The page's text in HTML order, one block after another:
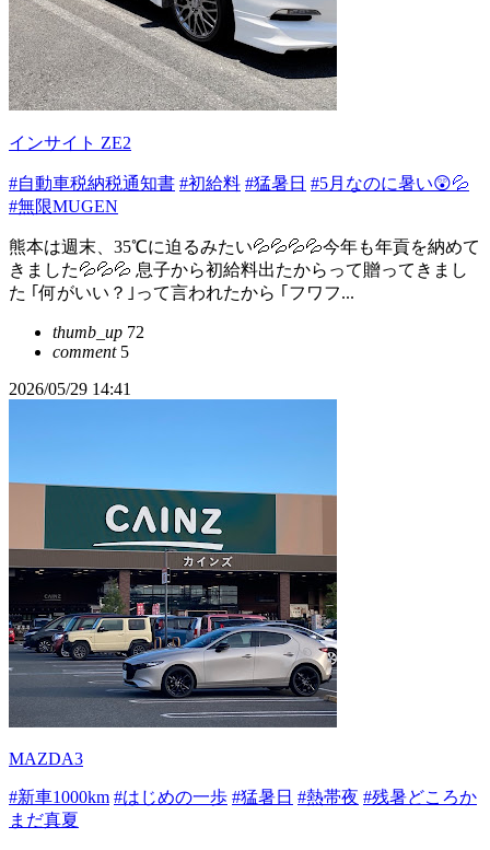
インサイト ZE2
#自動車税納税通知書 #初給料 #猛暑日 #5月なのに暑い😲💦
#無限MUGEN
熊本は週末、35℃に迫るみたい💦💦💦💦今年も年貢を納めて
きました💦💦💦 息子から初給料出たからって贈ってきまし
た ｢何がいい？｣って言われたから ｢フワフ...
thumb_up 72
comment5
2026/05/29 14:41
MAZDA3
#新車1000km #はじめの一歩 #猛暑日 #熱帯夜 #残暑どころか
まだ真夏